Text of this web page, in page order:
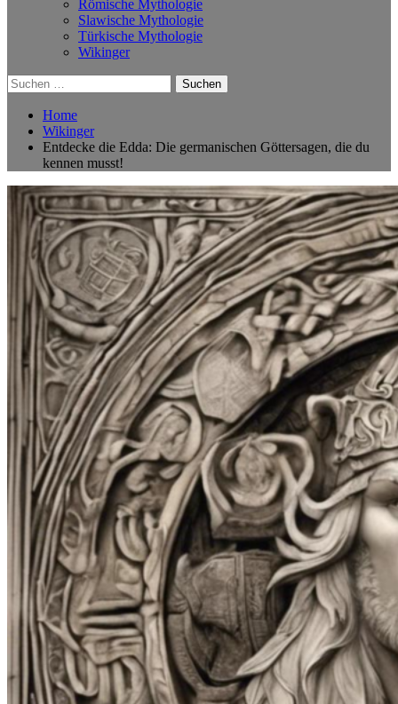
Römische Mythologie
Slawische Mythologie
Türkische Mythologie
Wikinger
Suchen
nach:
Home
Wikinger
Entdecke die Edda: Die germanischen Göttersagen, die du
kennen musst!